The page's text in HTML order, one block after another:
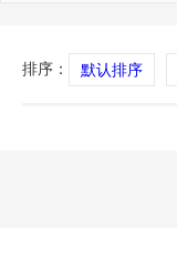
排序： 默认排序